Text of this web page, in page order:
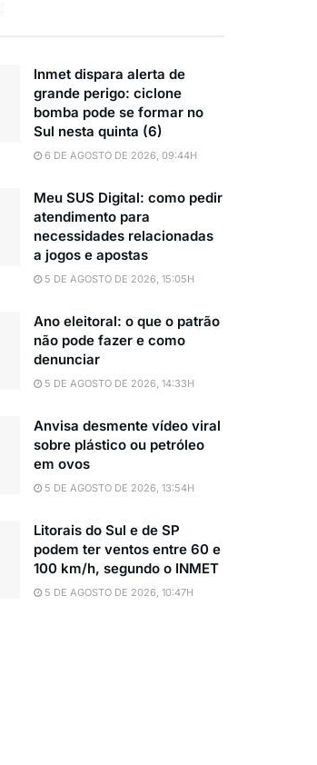
Inmet dispara alerta de
grande perigo: ciclone
bomba pode se formar no
Sul nesta quinta (6)
6 DE AGOSTO DE 2026, 09:44H
Meu SUS Digital: como pedir
atendimento para
necessidades relacionadas
a jogos e apostas
5 DE AGOSTO DE 2026, 15:05H
Ano eleitoral: o que o patrão
não pode fazer e como
denunciar
5 DE AGOSTO DE 2026, 14:33H
Anvisa desmente vídeo viral
sobre plástico ou petróleo
em ovos
5 DE AGOSTO DE 2026, 13:54H
Litorais do Sul e de SP
podem ter ventos entre 60 e
100 km/h, segundo o INMET
5 DE AGOSTO DE 2026, 10:47H